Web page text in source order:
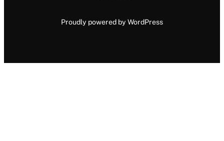
Proudly powered by WordPress